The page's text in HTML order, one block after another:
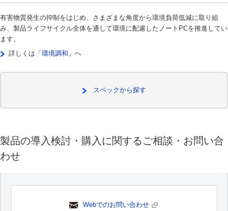
有害物質発生の抑制をはじめ、さまざまな角度から環境負荷低減に取り組
み、製品ライフサイクル全体を通して環境に配慮したノートPCを推進してい
ます。
詳しくは「 環境調和 」へ
スペックから探す
製品の導入検討・購入に関するご相談・お問い合
わせ
Webでのお問い合わせ